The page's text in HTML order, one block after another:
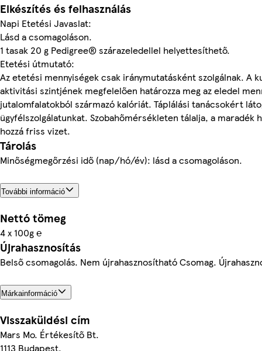
Elkészítés és felhasználás
Napi Etetési Javaslat:
Lásd a csomagoláson.
1 tasak 20 g Pedigree® szárazeledellel helyettesíthető.
Etetési útmutató:
Az etetési mennyiségek csak iránymutatásként szolgálnak. A
aktivitási szintjének megfelelően határozza meg az eledel
jutalomfalatokból származó kalóriát. Táplálási tanácsokért
ügyfélszolgálatunkat. Szobahőmérsékleten tálalja, a maradék
hozzá friss vizet.
Tárolás
Minőségmegőrzési idő (nap/hó/év): lásd a csomagoláson.
További információ
Nettó tömeg
4 x 100g ℮
Újrahasznosítás
Belső csomagolás. Nem újrahasznosítható Csomag.
Márkainformáció
Visszaküldési cím
Mars Mo. Értékesítő Bt.
1113 Budapest,